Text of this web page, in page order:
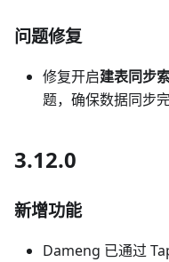
问题修复
修复开启建表同步
题，确保数据同步
3.12.0
新增功能
Dameng 已通过